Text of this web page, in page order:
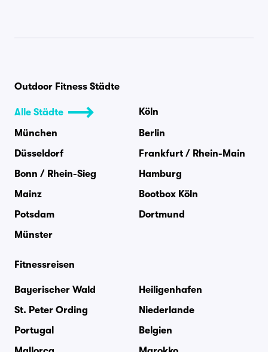
Outdoor Fitness Städte
Alle Städte
Köln
München
Berlin
Düsseldorf
Frankfurt / Rhein-Main
Bonn / Rhein-Sieg
Hamburg
Mainz
Bootbox Köln
Potsdam
Dortmund
Münster
Fitnessreisen
Bayerischer Wald
Heiligenhafen
St. Peter Ording
Niederlande
Portugal
Belgien